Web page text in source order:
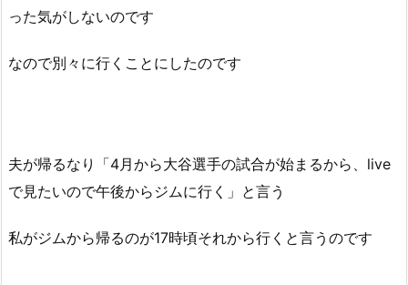
った気がしないのです
なので別々に行くことにしたのです
夫が帰るなり「4月から大谷選手の試合が始まるから、live
で見たいので午後からジムに行く」と言う
私がジムから帰るのが17時頃それから行くと言うのです